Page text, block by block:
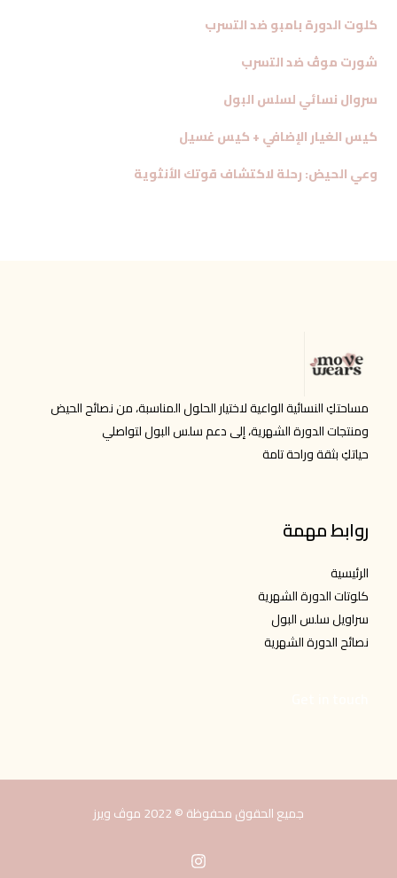
كلوت الدورة بامبو ضد التسرب
شورت موڤ ضد التسرب
سروال نسائي لسلس البول
كيس الغيار الإضافي + كيس غسيل
وعي الحيض: رحلة لاكتشاف قوتك الأنثوية
مساحتكِ النسائية الواعية لاختيار الحلول المناسبة، من نصائح الحيض
ومنتجات الدورة الشهرية، إلى دعم سلس البول لتواصلي
حياتكِ بثقة وراحة تامة
روابط مهمة
الرئيسية
كلوتات الدورة الشهرية
سراويل سلس البول
نصائح الدورة الشهرية
جميع الحقوق محفوظة © 2022 موڤ ويرز